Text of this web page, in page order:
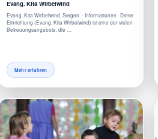
Evang. Kita Wirbelwind
Evang. Kita Wirbelwind, Siegen - Informationen Diese
Einrichtung (Evang. Kita Wirbelwind) ist eine der vielen
Betreuungsangebote, die …
Mehr erfahren